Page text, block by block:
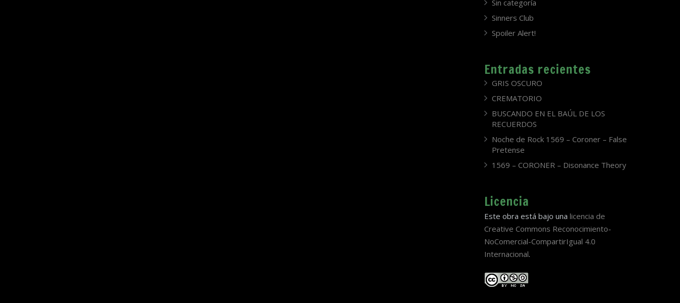
Sin categoría
Sinners Club
Spoiler Alert!
Entradas recientes
GRIS OSCURO
CREMATORIO
BUSCANDO EN EL BAÚL DE LOS
RECUERDOS
Noche de Rock 1569 – Coroner – False
Pretense
1569 – CORONER – Disonance Theory
Licencia
Este obra está bajo una licencia de
Creative Commons Reconocimiento-
NoComercial-CompartirIgual 4.0
Internacional.